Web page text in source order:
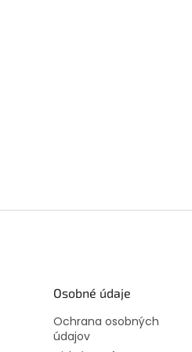
Osobné údaje
Ochrana osobných
údajov